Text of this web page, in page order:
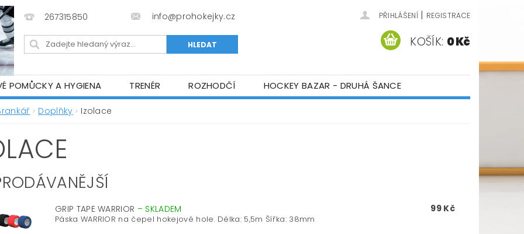
267315850 info@prohokejky.cz PŘIHLÁŠENÍ | REGISTRACE
KOŠÍK: 0 Kč
POMŮCKY A HYGIENA TRENÉR ROZHODČÍ
HOCKEY BAZAR - DRUHÁ ŠANCE
OBLEČENÍ
OBCHODNÍ PODMÍNKY
Doplňky Izolace
GRIP TAPE WARRIOR – SKLADEM
Páska WARRIOR na čepel hokejové hole. Délka: 5,5m Šířka: 38mm
99 Kč